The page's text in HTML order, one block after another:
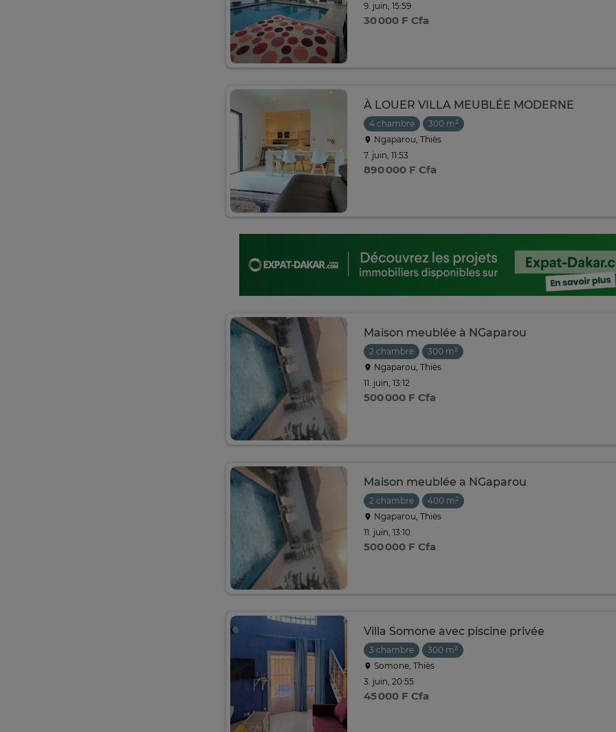
9. juin, 15:59
30 000 F Cfa
À LOUER VILLA MEUBLÉE MODERNE
4 chambre
300 m²
Ngaparou, Thiès
7. juin, 11:53
890 000 F Cfa
Maison meublée à NGaparou
2 chambre
300 m²
Ngaparou, Thiès
11. juin, 13:12
500 000 F Cfa
Maison meublée a NGaparou
2 chambre
400 m²
Ngaparou, Thiès
11. juin, 13:10
500 000 F Cfa
Villa Somone avec piscine privée
3 chambre
300 m²
Somone, Thiès
3. juin, 20:55
45 000 F Cfa